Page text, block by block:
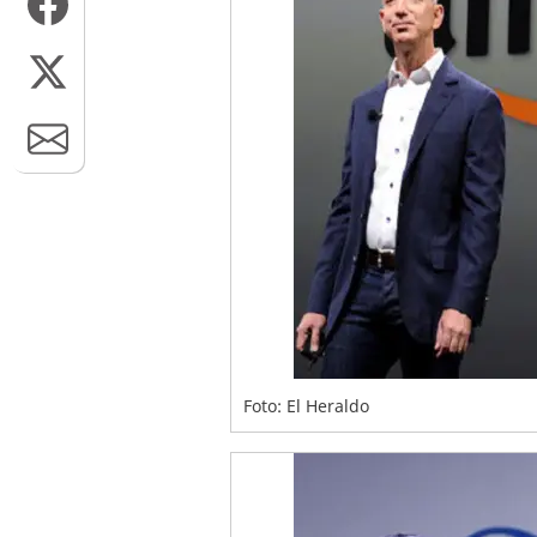
Foto: El Heraldo